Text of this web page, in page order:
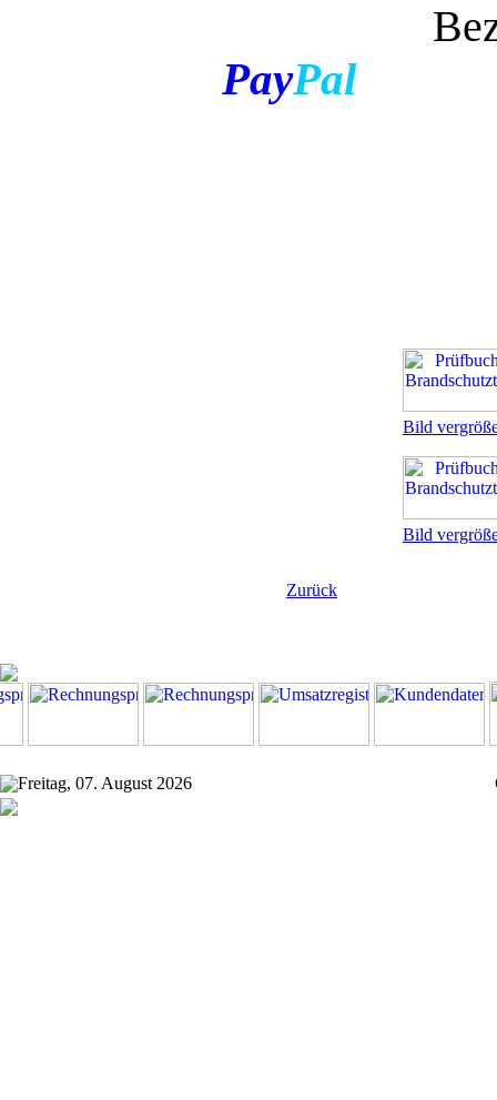
PayPal
Bild
Bild
Zurück
Freitag, 07. August 2026